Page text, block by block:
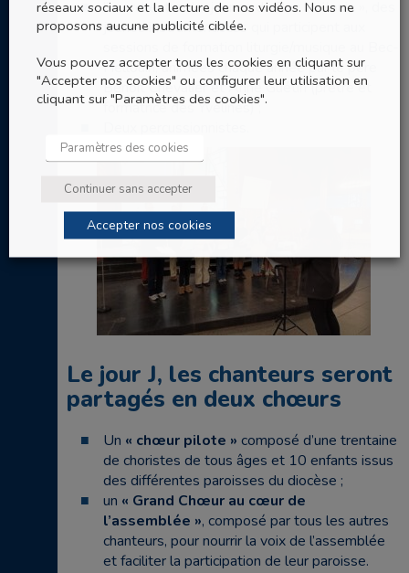
l’ « orchestre de jeunes du Bec Hellouin », des
jeunes instrumentistes qui participent aux
Hellouin, animées chaque année par le père
Benoît Chevalier et Anne Guétin (prêtre et
formatrice des Yvelines) ;
Le jour J, les chanteurs seront
partagés en deux chœurs
Un « chœur pilote » composé d’une trentaine
de choristes de tous âges et 10 enfants issus
des différentes paroisses du diocèse ;
un « Grand Chœur au cœur de
l’assemblée », composé par tous les autres
chanteurs, pour nourrir la voix de l’assemblée
et faciliter la participation de leur paroisse.
réseaux sociaux et la lecture de nos vidéos. Nous ne
proposons aucune publicité ciblée.
Vous pouvez accepter tous les cookies en cliquant sur
"Accepter nos cookies" ou configurer leur utilisation en
cliquant sur "Paramètres des cookies".
Paramètres des cookies
Continuer sans accepter
Accepter nos cookies